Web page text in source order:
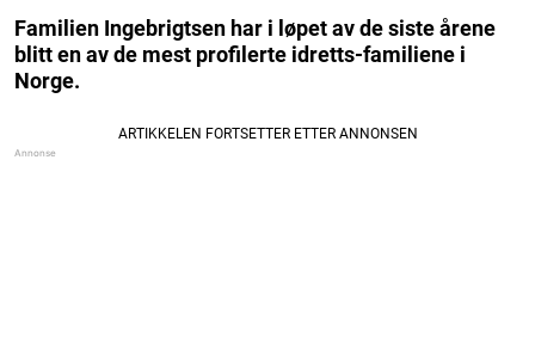
Familien Ingebrigtsen har i løpet av de siste årene
blitt en av de mest profilerte idretts-familiene i
Norge.